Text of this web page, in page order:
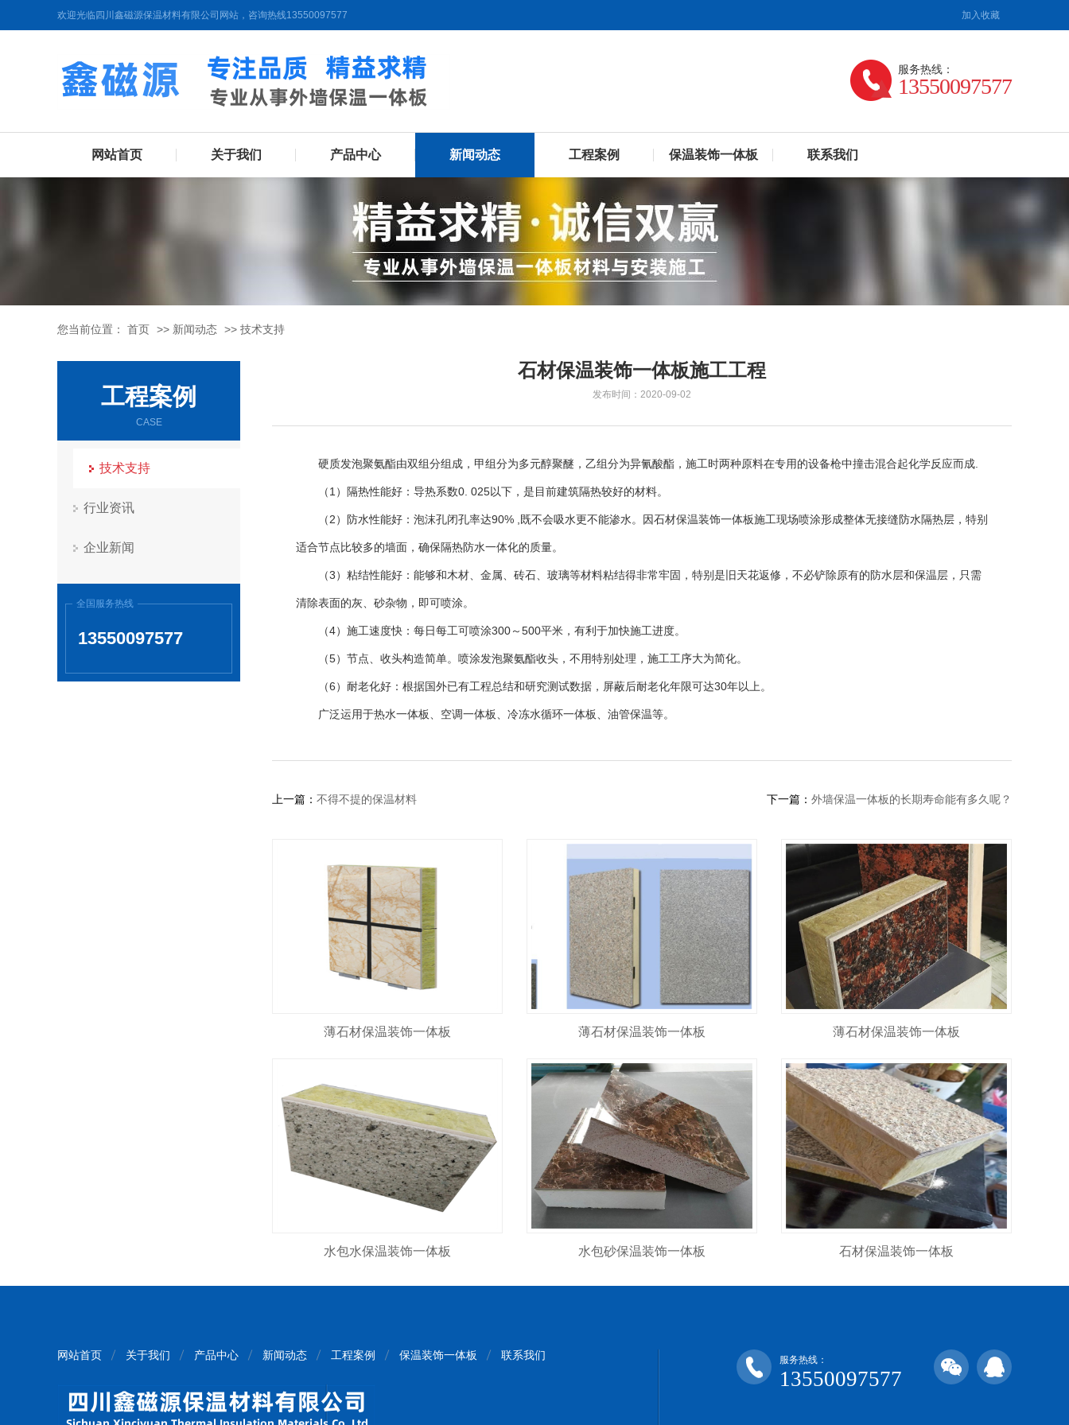
欢迎光临四川鑫磁源保温材料有限公司网站，咨询热线13550097577 加入收藏
服务热线：
13550097577
网站首页 关于我们 产品中心 新闻动态 工程案例 保温装饰一体板 联系我们
您当前位置： 首页 >> 新闻动态 >> 技术支持
工程案例
CASE
技术支持
行业资讯
企业新闻
全国服务热线
13550097577
石材保温装饰一体板施工工程
发布时间：2020-09-02
硬质发泡聚氨酯由双组分组成，甲组分为多元醇聚醚，乙组分为异氰酸酯，施工时两种原料在专用的设备枪中撞击混合起化学反应而成.
（1）隔热性能好：导热系数0. 025以下，是目前建筑隔热较好的材料。
（2）防水性能好：泡沫孔闭孔率达90% ,既不会吸水更不能渗水。因石材保温装饰一体板施工现场喷涂形成整体无接缝防水隔热层，特别
适合节点比较多的墙面，确保隔热防水一体化的质量。
（3）粘结性能好：能够和木材、金属、砖石、玻璃等材料粘结得非常牢固，特别是旧天花返修，不必铲除原有的防水层和保温层，只需
清除表面的灰、砂杂物，即可喷涂。
（4）施工速度快：每日每工可喷涂300～500平米，有利于加快施工进度。
（5）节点、收头构造简单。喷涂发泡聚氨酯收头，不用特别处理，施工工序大为简化。
（6）耐老化好：根据国外已有工程总结和研究测试数据，屏蔽后耐老化年限可达30年以上。
广泛运用于热水一体板、空调一体板、冷冻水循环一体板、油管保温等。
上一篇： 不得不提的保温材料 下一篇： 外墙保温一体板的长期寿命能有多久呢？
薄石材保温装饰一体板 薄石材保温装饰一体板 薄石材保温装饰一体板
水包水保温装饰一体板 水包砂保温装饰一体板 石材保温装饰一体板
网站首页 关于我们 产品中心 新闻动态 工程案例 保温装饰一体板 联系我们 服务热线：
13550097577